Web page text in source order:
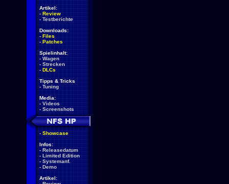
Artikel:
- Review
- Testberichte
Downloads:
- Files
- Patches
Spielinhalt:
- Wagen
- Strecken
- DLCs
Tipps & Tricks
- Tuning
Media:
- Videos
- Screenshots
- Showcase
Infos:
- Releasedatum
- Limited Edition
- Systemanf.
- Demo
Artikel: